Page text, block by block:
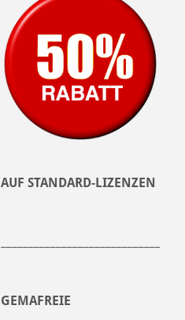
AUF STANDARD-LIZENZEN
GEMAFREIE